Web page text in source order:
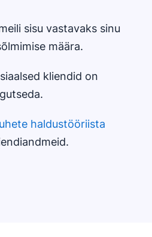
sisu vastavaks sinu
määra.
kliendid on
haldustööriista